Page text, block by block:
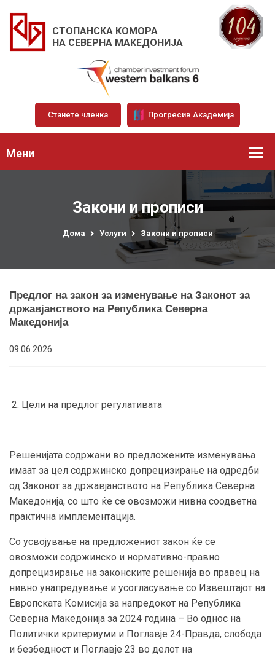
СТОПАНСКА КОМОРА
НА СЕВЕРНА МАКЕДОНИЈА
Станете членка Прогресив Академија
Мени
Закони и прописи
Дома Услуги Закони и прописи
Предлог на закон за изменување на Законот за
државјанството на Република Северна
Македонија
09.06.2026
2. Цели на предлог регулативата
Решенијата содржани во предложените изменувања
имаат за цел содржинско допрецизирање на одредби
од Законот за државјанството на Република Северна
Македонија, со што ќе се овозможи нивна соодветна
практична имплементација.
Со усвојување на предложениот закон ќе се
овозможи содржинско и нормативно-правно
допрецизирање на законските решенија во правец на
нивно унапредување и усогласување со Извештајот на
Европската Комисија за напредокот на Република
Северна Македонија за 2024 година – Во однос на
Политички критериуми и Поглавје 24-Правда, слобода
и безбедност и Поглавје 23 во делот на